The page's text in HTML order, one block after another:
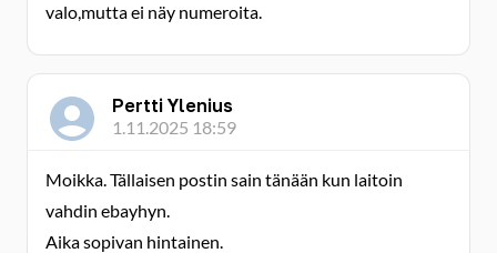
valo,mutta ei näy numeroita.
Pertti Ylenius
1.11.2025 18:59
Moikka. Tällaisen postin sain tänään kun laitoin
vahdin ebayhyn.
Aika sopivan hintainen.